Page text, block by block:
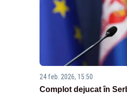
24 feb. 2026, 15:50
Complot dejucat în